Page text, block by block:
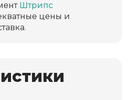
Штрипс
цены и